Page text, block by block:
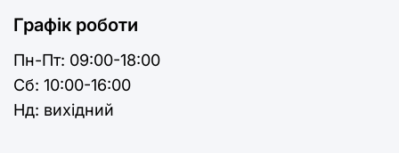
Графік роботи
Пн-Пт: 09:00-18:00
Cб: 10:00-16:00
Нд: вихідний